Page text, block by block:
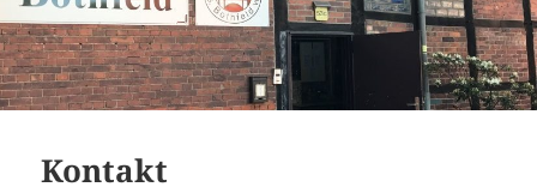
Kontakt